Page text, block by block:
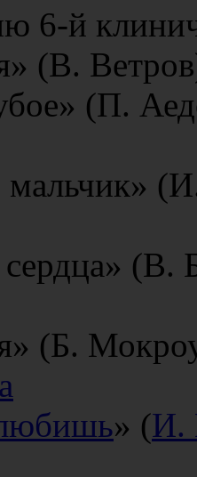
6-й
(В.
(П.
сердца»
я» (Б.
» (И.